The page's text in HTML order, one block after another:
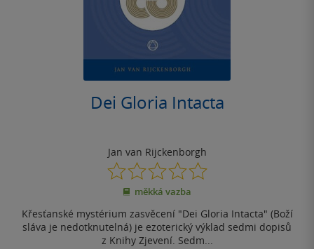
Dei Gloria Intacta
Jan van Rijckenborgh
0.0
z
5
měkká vazba
Křesťanské mystérium zasvěcení "Dei Gloria Intacta" (Boží
sláva je nedotknutelná) je ezoterický výklad sedmi dopisů
z Knihy Zjevení. Sedm...